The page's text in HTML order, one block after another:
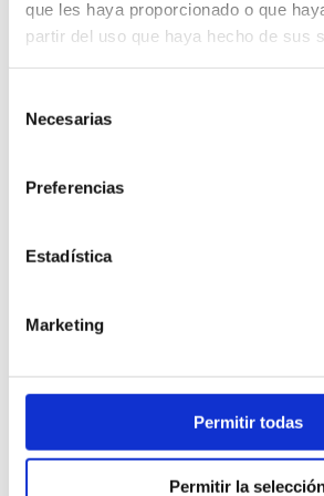
que les haya proporcionado o que
partir del uso que haya hecho de sus
Necesarias
Preferencias
Estadística
Marketing
Permitir todas
Permitir la
RECIBIDOR 3C PARED